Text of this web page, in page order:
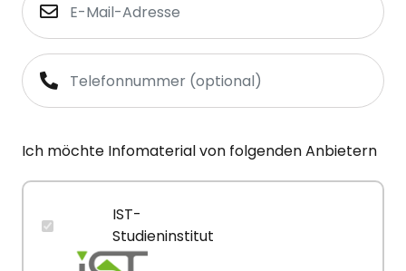
Ich möchte Infomaterial von folgenden Anbietern
IST-
Studieninstitut